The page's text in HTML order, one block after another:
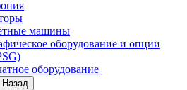
машины
оборудование и опции
оборудование
Назад